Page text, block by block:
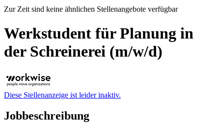
Zur Zeit sind keine ähnlichen Stellenangebote verfügbar
Werkstudent für Planung in
der Schreinerei (m/w/d)
Diese Stellenanzeige ist leider inaktiv.
Jobbeschreibung